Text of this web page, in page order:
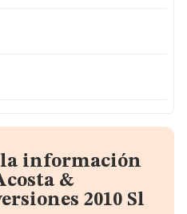
la información
&
2010 Sl